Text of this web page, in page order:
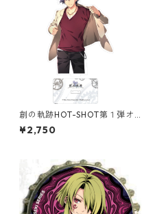
創の軌跡HOT-SHOT第１弾オ
ーロラアクリルスタンド
¥2,750